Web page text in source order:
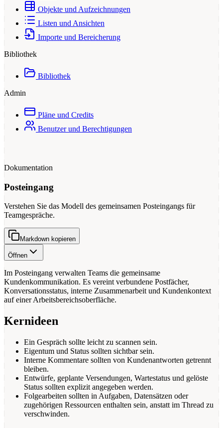
Objekte und Aufzeichnungen
Listen und Ansichten
Importe und Bereicherung
Bibliothek
Bibliothek
Admin
Pläne und Credits
Benutzer und Berechtigungen
Dokumentation
Posteingang
Verstehen Sie das Modell des gemeinsamen Posteingangs für
Teamgespräche.
Markdown kopieren
Öffnen
Im Posteingang verwalten Teams die gemeinsame
Kundenkommunikation. Es vereint verbundene Postfächer,
Konversationsstatus, interne Zusammenarbeit und Kundenkontext
auf einer Arbeitsbereichsoberfläche.
Kernideen
Ein Gespräch sollte leicht zu scannen sein.
Eigentum und Status sollten sichtbar sein.
Interne Kommentare sollten von Kundenantworten getrennt
bleiben.
Entwürfe, geplante Versendungen, Wartestatus und gelöste
Status sollten explizit angegeben werden.
Folgearbeiten sollten in Aufgaben, Datensätzen oder
zugehörigen Ressourcen enthalten sein, anstatt im Thread zu
verschwinden.